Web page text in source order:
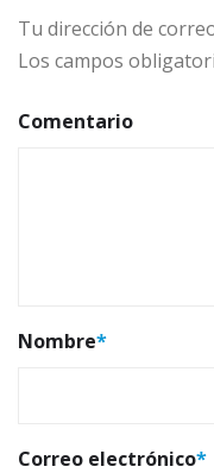
Tu dirección de
Los campos
Comentario
Nombre*
Correo electrónico*